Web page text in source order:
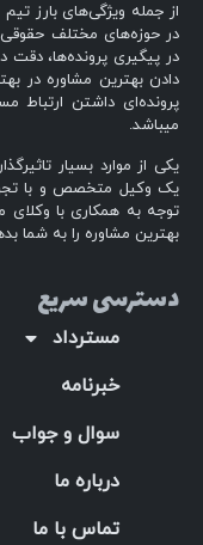
از جمله ویژگی‌های بارز
در حوزه‌های مختلف
در پیگیری پرونده‌ها، دقت
دادن بهترین مشاوره در
پرونده‌ای داشتن ارتباط
میباشد.
یکی از موارد بسیار
یک وکیل متخصص و با
توجه به همکاری با
بهترین مشاوره را به شما
دسترسی سریع
مسترداد
خبرنامه
سوال و جواب
درباره ما
تماس با ما